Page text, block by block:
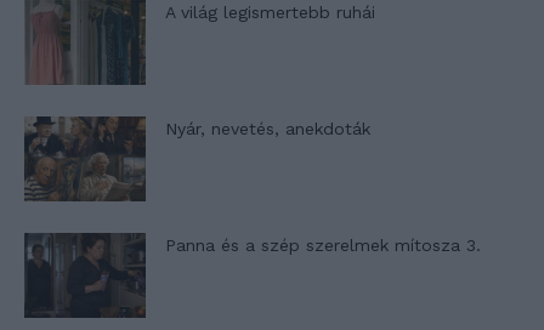
A világ legismertebb ruhái
Nyár, nevetés, anekdoták
Panna és a szép szerelmek mítosza 3.